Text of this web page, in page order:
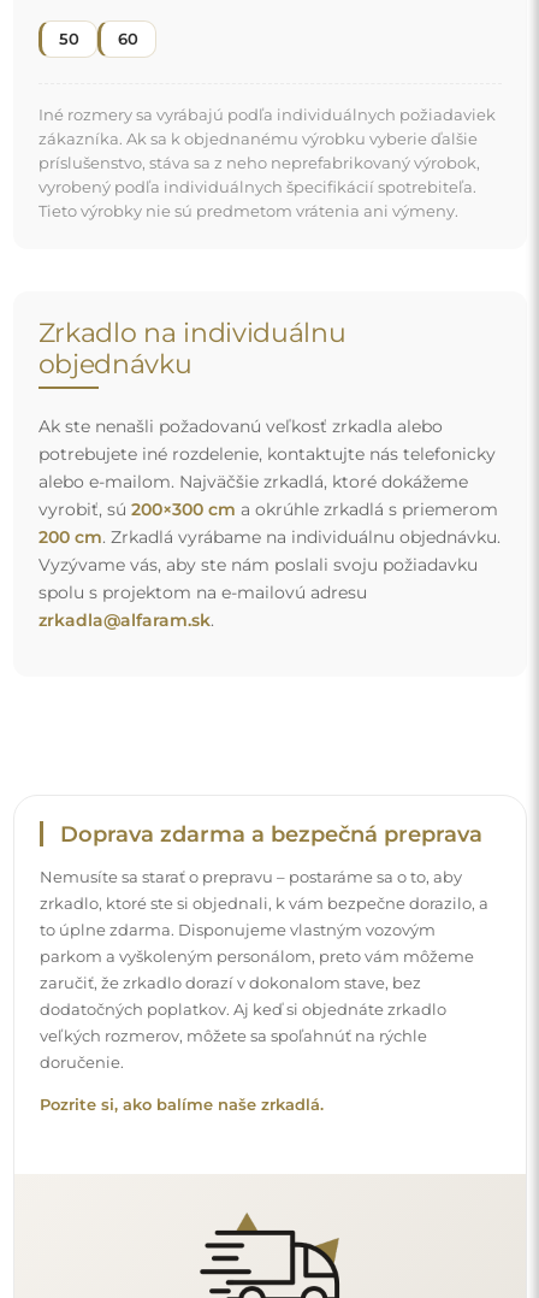
vyrobiť, sú200×300 cm
200 cm. Zrkadlá vyrábame na individuálnu objednávku.
spolu s projektom na e-mailovú adresu
zrkadla@alfaram.sk.
Doprava zdarma a bezpečná preprava
Nemusíte sa starať o prepravu – postaráme sa o to, aby
zrkadlo, ktoré ste si objednali, k vám bezpečne dorazilo, a
to úplne zdarma. Disponujeme vlastným vozovým
parkom a vyškoleným personálom, preto vám môžeme
zaručiť, že zrkadlo dorazí v dokonalom stave, bez
dodatočných poplatkov. Aj keď si objednáte zrkadlo
veľkých rozmerov, môžete sa spoľahnúť na rýchle
doručenie.
Pozrite si, ako balíme naše zrkadlá.
Jednoduchá montáž
Postaráme sa o výrobu a doručenie zrkadiel, zatiaľ čo
inštalácia je vo vašej zodpovednosti. Vzhľadom na
špecifiká každého priestoru neponúkame štandardné
hmoždinky alebo háčiky, ktoré najlepšie vyhovujú vašim